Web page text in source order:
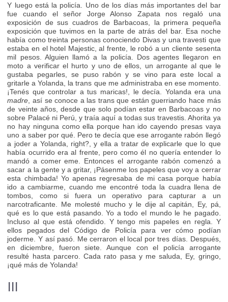
Y luego está la policía. Uno de los días más importantes del bar
fue cuando el señor Jorge Alonso Zapata nos regaló una
exposición de sus cuadros de Barbacoas, la primera pequeña
exposición que tuvimos en la parte de atrás del bar. Esa noche
había como treinta personas conociendo Divas y una travesti que
estaba en el hotel Majestic, al frente, le robó a un cliente sesenta
mil pesos. Alguien llamó a la policía. Dos agentes llegaron en
moto a verificar el hurto y uno de ellos, un arrogante al que le
gustaba pegarles, se puso rabón y se vino para este local a
gritarle a Yolanda, la trans que me administraba en ese momento.
¡Tenés que controlar a tus maricas!, le decía. Yolanda era una
madre , así se conoce a las trans que están guerriando hace más
de veinte años, desde que solo podían estar en Barbacoas y no
sobre Palacé ni Perú, y traía aquí a todas sus travestis. Ahorita ya
no hay ninguna como ella porque han ido cayendo presas vaya
uno a saber por qué. Pero te decía que ese arrogante rabón llegó
a joder a Yolanda, right?, y ella a tratar de explicarle que lo que
había ocurrido era al frente, pero como él no quería entender lo
mandó a comer eme. Entonces el arrogante rabón comenzó a
sacar a la gente y a gritar, ¡Pásenme los papeles que voy a cerrar
esta chimbada! Yo apenas regresaba de mi casa porque había
ido a cambiarme, cuando me encontré toda la cuadra llena de
tombos, como si fuera un operativo para capturar a un
narcotraficante. Me molesté mucho y le dije al capitán, Ey, pá,
qué es lo que está pasando. Yo a todo el mundo le he pagado.
Incluso al que está ofendido. Y tengo mis papeles en regla. Y
ellos pegados del Código de Policía para ver cómo podían
joderme. Y así pasó. Me cerraron el local por tres días. Después,
en diciembre, fueron siete. Aunque con el policía arrogante
resulté hasta parcero. Cada rato pasa y me saluda, Ey, gringo,
¡qué más de Yolanda!
III